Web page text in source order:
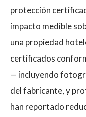
protección
impacto medible
una propiedad
certificados
— incluyendo
del fabricante, y
han reportado